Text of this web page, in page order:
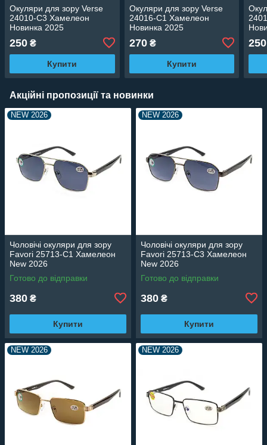
Окуляри для зору Verse
24010-C3 Хамелеон
Новинка 2025
250 ₴
Купити
Окуляри для зору Verse
24016-C1 Хамелеон
Новинка 2025
270₴
Купити
250
Акційні пропозиції та новинки
NEW 2026
Чоловічі окуляри для зору
Favori 25713-C1 Хамелеон
New 2026
Готово до відправки
380 ₴
Купити
NEW 2026
Чоловічі окуляри для зору
Favori 25713-C3 Хамелеон
New 2026
Готово до відправки
380 ₴
Купити
NEW 2026 NEW 2026